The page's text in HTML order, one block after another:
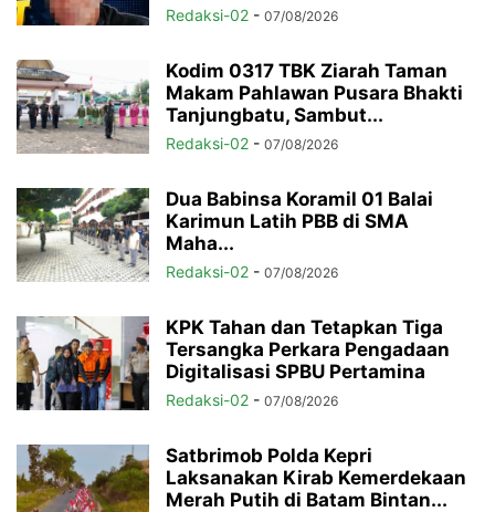
Redaksi-02 - 07/08/2026
Kodim 0317 TBK Ziarah Taman
Makam Pahlawan Pusara Bhakti
Tanjungbatu, Sambut...
Redaksi-02 - 07/08/2026
Dua Babinsa Koramil 01 Balai
Karimun Latih PBB di SMA
Maha...
Redaksi-02 - 07/08/2026
KPK Tahan dan Tetapkan Tiga
Tersangka Perkara Pengadaan
Digitalisasi SPBU Pertamina
Redaksi-02 - 07/08/2026
Satbrimob Polda Kepri
Laksanakan Kirab Kemerdekaan
Merah Putih di Batam Bintan...